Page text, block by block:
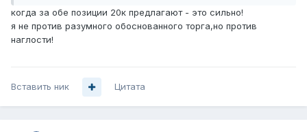
когда за обе позиции 20к предлагают - это сильно!
я не против разумного обоснованного торга,но против
наглости!
Вставить ник Цитата